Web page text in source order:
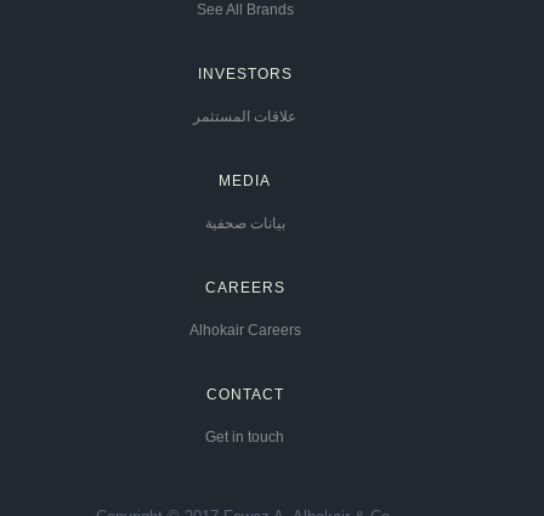
See All Brands
INVESTORS
علاقات المستثمر
MEDIA
بيانات صحفية
CAREERS
Alhokair Careers
CONTACT
Get in touch